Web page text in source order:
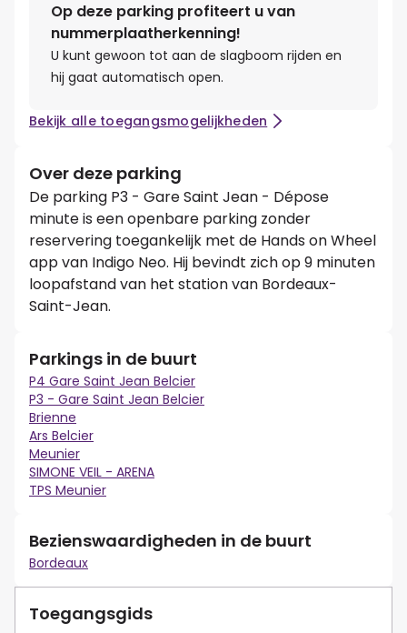
Op deze parking profiteert u van
nummerplaatherkenning!
U kunt gewoon tot aan de slagboom rijden en
hij gaat automatisch open.
Bekijk alle toegangsmogelijkheden
Over deze parking
De parking P3 - Gare Saint Jean - Dépose
minute is een openbare parking zonder
reservering toegankelijk met de Hands on Wheel
app van Indigo Neo. Hij bevindt zich op 9 minuten
loopafstand van het station van Bordeaux-
Saint-Jean.
Parkings in de buurt
P4 Gare Saint Jean Belcier
P3 - Gare Saint Jean Belcier
Brienne
Ars Belcier
Meunier
SIMONE VEIL - ARENA
TPS Meunier
Bezienswaardigheden in de buurt
Bordeaux
Toegangsgids